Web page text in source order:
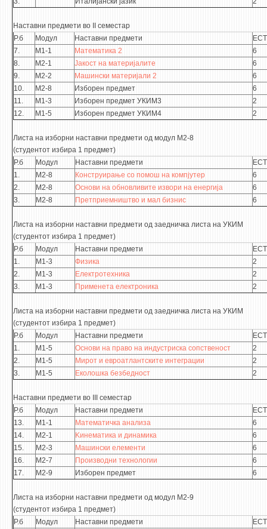
РЕДОВНИ ПРОФ.
ВОНРЕДНИ ПРОФ.
ДОЦЕНТИ
АСИСТЕНТИ
ЛЕКТОРИ
ЛАБОРАНТИ
ПЕНЗИОНИРАН КАДАР
IN MEMORIAM
СТУДИИ
I ЦИКЛУС - ДОДИПЛОМСКИ
II ЦИКЛУС - ПОСЛЕДИПЛОМСКИ
III ЦИКЛУС - ДОКТОРСКИ
МЕЃУНАРОДНА РАЗМЕНА
ЕКВИВАЛЕНЦИИ ОД СТАРИ СТУДИСКИ ПРОГРАМИ
ОГЛАСНА ТАБЛА
СООПШТЕНИЈА
СТУДЕНТСКА СЛУЖБА
БИБЛИОТЕКА
ДА ВИНЧИ МАГАЗИН
СТИПЕНДИИ/ПРАКСИ
СТИПЕНДИИ
ПРАКСИ
КОНТАКТ
Наставни предмети во II семестар
Р.б
Модул Наставни предмети
7.
М1-1 Математика 2
6
8.
М2-1 Јакост на материјалите
6
9.
М2-2 Машински материјали 2
6
10.
М2-8 Изборен предмет
6
11.
М1-3 Изборен предмет УКИМ3
2
12.
М1-5 Изборен предмет УКИМ4 2
Листа на изборни наставни предмети од модул М2-8
(студентот избира 1 предмет)
Р.б
Модул Наставни предмети
1.
М2-8 Конструирање со помош на компјутер
6
2.
М2-8 Основи на обновливите извори на енергија
6
3.
М2-8 Претприемништво и мал бизнис 6
Листа на изборни наставни предмети од заедничка листа на УКИМ
(студентот избира 1 предмет)
Р.б
Модул Наставни предмети
1.
М1-3 Физика
2
2.
М1-3 Електротехника
2
3.
М1-3 Применета електроника 2
Листа на изборни наставни предмети од заедничка листа на УКИМ
(студентот избира 1 предмет)
Р.б
Модул Наставни предмети
1.
М1-5 Основи на право на индустриска сопственост
2
2.
М1-5 Мирот и евроатлантските интеграции
2
3.
М1-5 Еколошка безбедност 2
Наставни предмети во III семестар
Р.б
Модул Наставни предмети
13.
М1-1 Математичка анализа
6
14.
М2-1 Kинематика и динамика
6
15.
М2-3 Машински елементи
6
16.
М2-7 Производни технологии
6
17.
М2-9 Изборен предмет 6
Листа на изборни наставни предмети од модул М2-9
(студентот избира 1 предмет)
Р.б
Модул Наставни предмети